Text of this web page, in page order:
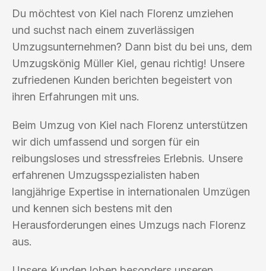
Du möchtest von Kiel nach Florenz umziehen
und suchst nach einem zuverlässigen
Umzugsunternehmen? Dann bist du bei uns, dem
Umzugskönig Müller Kiel, genau richtig! Unsere
zufriedenen Kunden berichten begeistert von
ihren Erfahrungen mit uns.
Beim Umzug von Kiel nach Florenz unterstützen
wir dich umfassend und sorgen für ein
reibungsloses und stressfreies Erlebnis. Unsere
erfahrenen Umzugsspezialisten haben
langjährige Expertise in internationalen Umzügen
und kennen sich bestens mit den
Herausforderungen eines Umzugs nach Florenz
aus.